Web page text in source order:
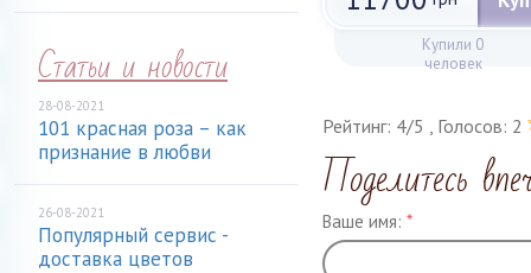
Статьи и новости
28-08-2021
101 красная роза – как
признание в любви
26-08-2021
Популярный сервис -
доставка цветов
Купили 0
человек
Рейтинг: 4/5 , Голосов: 2
Поделитесь
Ваше имя: *